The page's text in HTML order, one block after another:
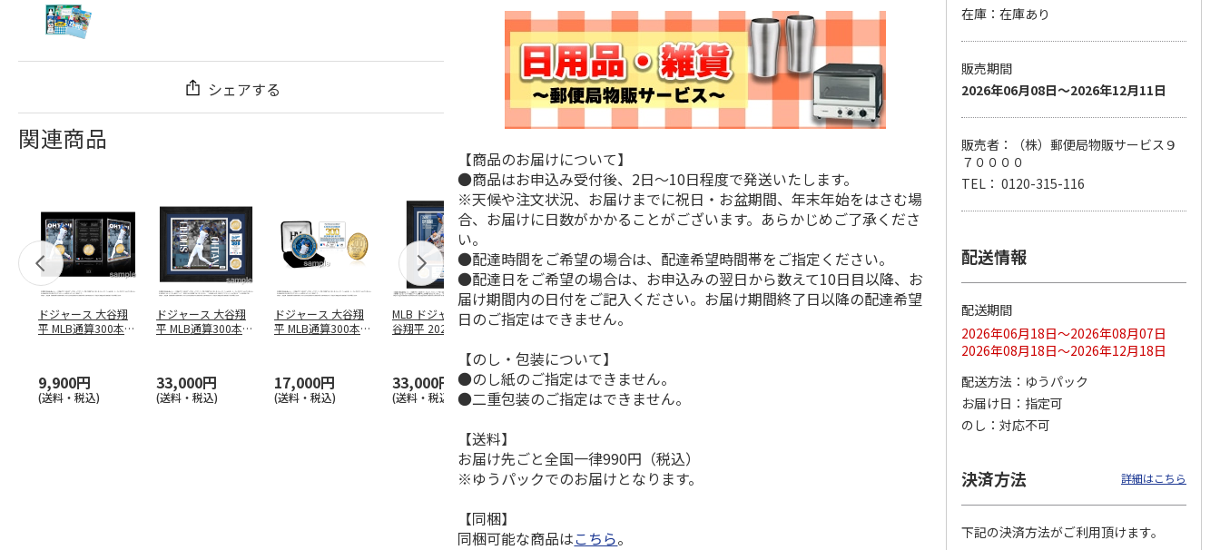
シェアする
関連商品
ドジャース 大谷翔
平 MLB通算300本塁
9,900円
(送料・税込)
ドジャース 大谷翔
平 MLB通算300本塁
33,000円
(送料・税込)
ドジャース 大谷翔
平 MLB通算300本塁
17,000円
(送料・税込)
MLB ドジャース 大
谷翔平 2026 NL 3・
33,000円
(送料・税込)
ドジャース 大谷翔
平 日本人最多53試
ブ…
33,000円
(送料・税込)
9,900円
(送料・税込)
ドジャース 大谷翔
平 日本人最多53試
合連続出塁記念 シ
ル…
17,000円
(送料・税込)
谷翔平 2026 NL 3・
4月投手…
【商品のお届けについて】
●商品はお申込み受付後、2日～10日程度で発送いたします。
※天候や注文状況、お届けまでに祝日・お盆期間、年末年始をはさむ場
合、お届けに日数がかかることがございます。あらかじめご了承くださ
い。
●配達時間をご希望の場合は、配達希望時間帯をご指定ください。
●配達日をご希望の場合は、お申込みの翌日から数えて10日目以降、お
届け期間内の日付をご記入ください。お届け期間終了日以降の配達希望
日のご指定はできません。
【のし・包装について】
●のし紙のご指定はできません。
●二重包装のご指定はできません。
【送料】
お届け先ごと全国一律990円（税込）
※ゆうパックでのお届けとなります。
【同梱】
同梱可能な商品はこちら。
在庫：在庫あり
販売期間
2026年06月08日～2026年12月11日
販売者：（株）郵便局物販サービス９
７００００
TEL： 0120-315-116
配送情報
配送期間
2026年06月18日～2026年08月07日
2026年08月18日～2026年12月18日
配送方法
ゆうパック
お届け日
指定可
のし
対応不可
決済方法 詳細はこちら
下記の決済方法がご利用頂けます。